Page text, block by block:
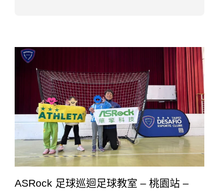
ASRock 足球巡迴足球教室 – 桃園站 –